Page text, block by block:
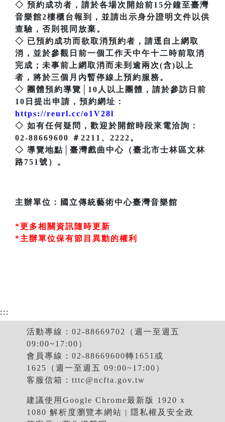
◇ 預約成功者，請於各場次開始前15分鐘至臺灣
音樂館2樓櫃台報到，並請出示身分證明文件以供
查驗，否則視同放棄。
◇ 已預約成功而欲取消預約者，請逕自上網取
消，並於參觀日前一個工作天中午十二時前取消
完成；未事前上網取消而未到逾兩次(含)以上
者，將於三個月內暫停線上預約服務。
◇ 團體預約導覽│10人以上團體，請於參訪日前
10日提出申請，預約網址：
https://reurl.cc/o1V28l
◇ 如有任何疑問，歡迎於開館時段來電洽詢：
02-88669600 ＃2211、2222。
◇ 導覽地點│臺灣戲曲中心（臺北市士林區文林
路751號）。
主辦單位：國立傳統藝術中心臺灣音樂館
*更多相關資訊隨時更新
*主辦單位保有節目異動的權利
:::
活動專線：02-88669702（週一至週五
09:00~17:00）
會員專線：02-88669600轉1651或
1625（週一至週五 09:00~17:00）
客服信箱： tttc@ncfta.gov.tw
建議使用Google Chrome最新版 1920 x
1080 解析度瀏覽本網站 |
隱私權及安全政